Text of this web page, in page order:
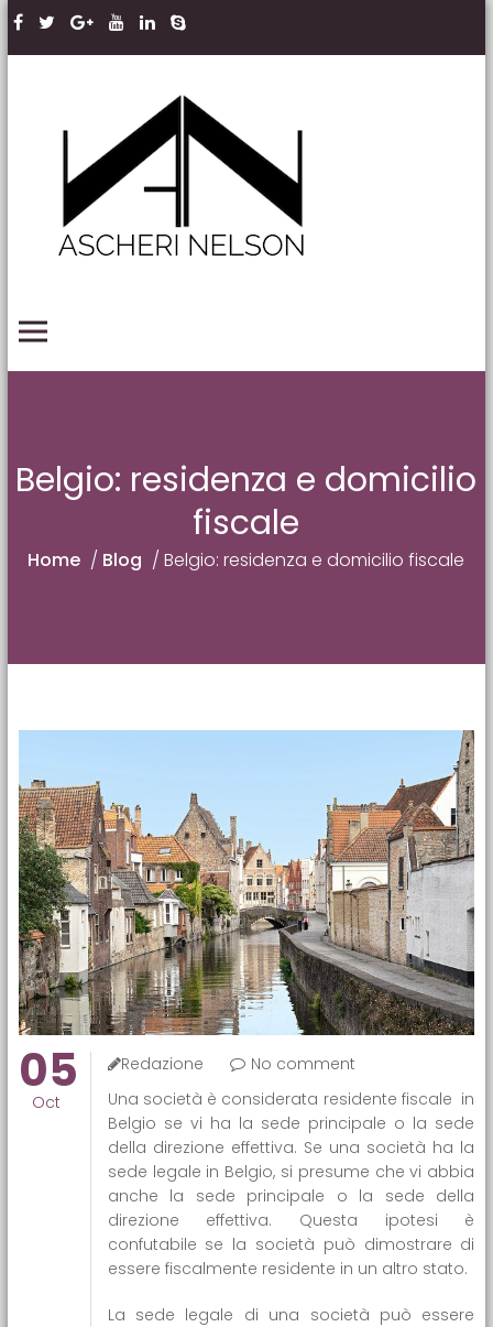
Skip to content
Belgio: residenza e domicilio
fiscale
Home / Blog /Belgio: residenza e domicilio fiscale
05
Oct
Redazione
No comment
Una società è considerata residente fiscale in
Belgio se vi ha la sede principale o la sede
della direzione effettiva. Se una società ha la
sede legale in Belgio, si presume che vi abbia
anche la sede principale o la sede della
direzione effettiva. Questa ipotesi è
confutabile se la società può dimostrare di
essere fiscalmente residente in un altro stato.
La sede legale di una società può essere